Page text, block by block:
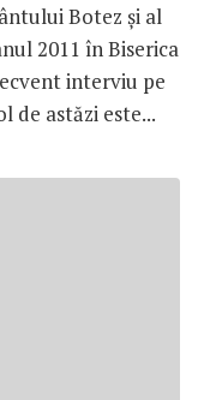
Botez şi al
2011 în Biserica
interviu pe
de astăzi este...